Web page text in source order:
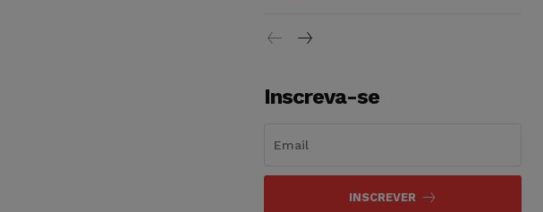
Inscreva-se
INSCREVER